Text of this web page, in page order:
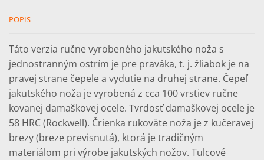
POPIS
Táto verzia ručne vyrobeného jakutského noža s
jednostranným ostrím je pre praváka, t. j. žliabok je na
pravej strane čepele a vydutie na druhej strane. Čepeľ
jakutského noža je vyrobená z cca 100 vrstiev ručne
kovanej damaškovej ocele. Tvrdosť damaškovej ocele je
58 HRC (Rockwell). Črienka rukoväte noža je z kučeravej
brezy (breze previsnutá), ktorá je tradičným
materiálom pri výrobe jakutských nožov. Tulcové